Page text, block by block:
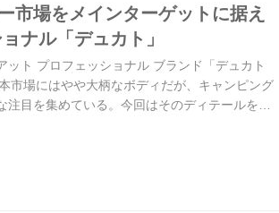
市場をメインターゲットに据え
ナル「デュカト」
ト プロフェッショナル ブランド「デュカト
市場にはやや大柄なボディだが、キャンピング
注目を集めている。今回はそのディテールを写